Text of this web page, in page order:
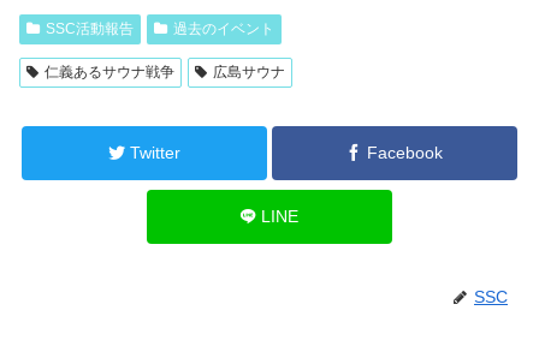
SSC活動報告 過去のイベント
仁義あるサウナ戦争 広島サウナ
Twitter Facebook
LINE
SSC